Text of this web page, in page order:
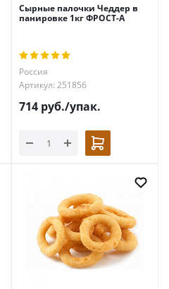
Сырные палочки Чеддер в
панировке 1кг ФРОСТ-А
Россия
Артикул: 251856
714 руб./упак.